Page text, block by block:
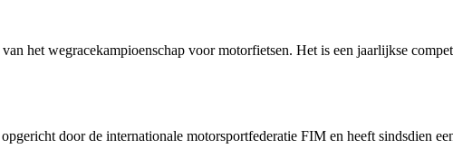
het wegracekampioenschap voor motorfietsen. Het is een jaarlijkse
door de internationale motorsportfederatie FIM en heeft sindsdien